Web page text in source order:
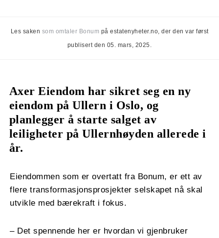
Les saken som omtaler Bonum på estatenyheter.no, der den var først
publisert den 05. mars, 2025.
Axer Eiendom har sikret seg en ny
eiendom på Ullern i Oslo, og
planlegger å starte salget av
leiligheter på Ullernhøyden allerede i
år.
Eiendommen som er overtatt fra Bonum, er ett av
flere transformasjonsprosjekter selskapet nå skal
utvikle med bærekraft i fokus.
– Det spennende her er hvordan vi gjenbruker